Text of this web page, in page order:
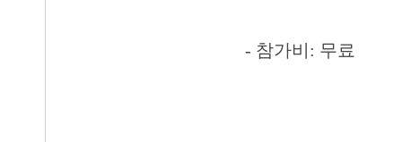
- 참가비: 무료